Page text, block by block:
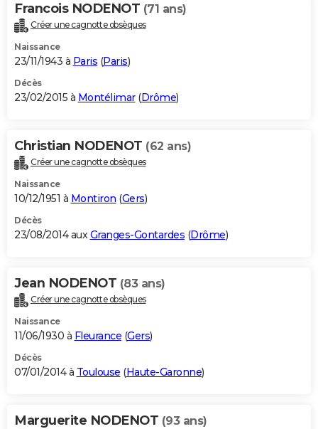
Francois NODENOT (71 ans)
Créer une cagnotte obsèques
Naissance
23/11/1943 à Paris (Paris)
Décès
23/02/2015 à Montélimar(Drôme)
Christian NODENOT (62 ans)
Créer une cagnotte obsèques
Naissance
10/12/1951 à Montiron (Gers)
Décès
23/08/2014 auxGranges-Gontardes (Drôme)
Jean NODENOT (83 ans)
Créer une cagnotte obsèques
Naissance
11/06/1930 à Fleurance (Gers)
Décès
07/01/2014 à Toulouse (Haute-Garonne)
Marguerite NODENOT (93 ans)